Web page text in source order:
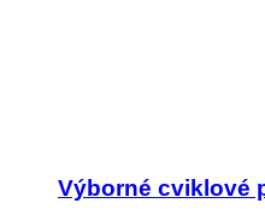
Výborné cviklové